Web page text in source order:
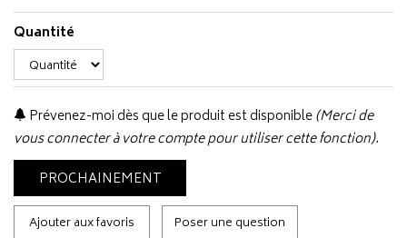
Quantité
Prévenez-moi dès que le produit est disponible(Merci de
vous connecter à votre compte pour utiliser cette fonction).
PROCHAINEMENT
Ajouter aux favoris Poser une question